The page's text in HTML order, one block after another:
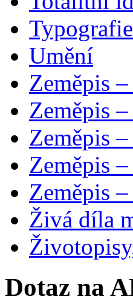
Typografie
Umění
Zeměpis
Zeměpis
Zeměpis
Zeměpis
Zeměpis
Živá díla
Dotaz na